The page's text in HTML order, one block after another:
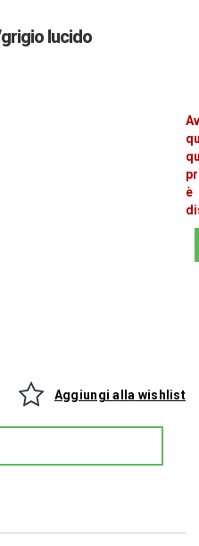
lucido
è
Aggiungi alla wishlist